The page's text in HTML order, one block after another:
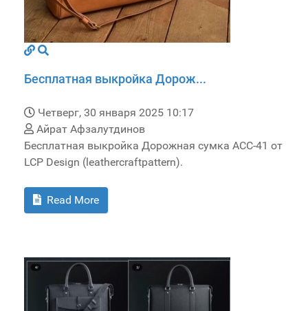
Бесплатная выкройка Дорож...
Четверг, 30 января 2025 10:17
Айрат Афзалутдинов
Бесплатная выкройка Дорожная сумка ACC-41 от
LCP Design (leathercraftpattern).
Read More